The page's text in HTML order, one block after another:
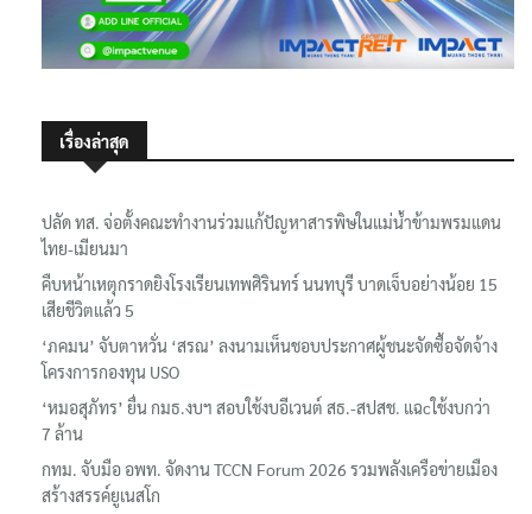
เรื่องล่าสุด
ปลัด ทส. จ่อตั้งคณะทำงานร่วมแก้ปัญหาสารพิษในแม่น้ำข้ามพรมแดน
ไทย-เมียนมา
คืบหน้าเหตุกราดยิงโรงเรียนเทพศิรินทร์ นนทบุรี บาดเจ็บอย่างน้อย 15
เสียชีวิตแล้ว 5
‘ภคมน’ จับตาหวั่น ‘สรณ’ ลงนามเห็นชอบประกาศผู้ชนะจัดซื้อจัดจ้าง
โครงการกองทุน USO
‘หมอสุภัทร’ ยื่น กมธ.งบฯ สอบใช้งบอีเวนต์ สธ.-สปสช. แฉcใช้งบกว่า
7 ล้าน
กทม. จับมือ อพท. จัดงาน TCCN Forum 2026 รวมพลังเครือข่ายเมือง
สร้างสรรค์ยูเนสโก